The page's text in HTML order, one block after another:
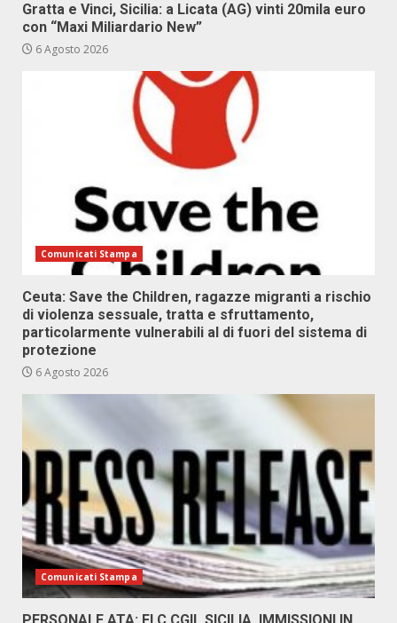
Gratta e Vinci, Sicilia: a Licata (AG) vinti 20mila euro
con “Maxi Miliardario New”
6 Agosto 2026
Comunicati Stampa
Ceuta: Save the Children, ragazze migranti a rischio
di violenza sessuale, tratta e sfruttamento,
particolarmente vulnerabili al di fuori del sistema di
protezione
6 Agosto 2026
Comunicati Stampa